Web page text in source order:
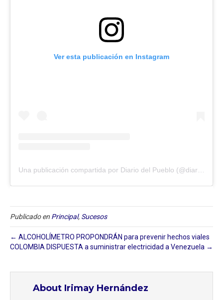
Ver esta publicación en Instagram
Publicado en Principal, Sucesos
← ALCOHOLÍMETRO PROPONDRÁN para prevenir hechos viales
COLOMBIA DISPUESTA a suministrar electricidad a Venezuela →
About Irimay Hernández